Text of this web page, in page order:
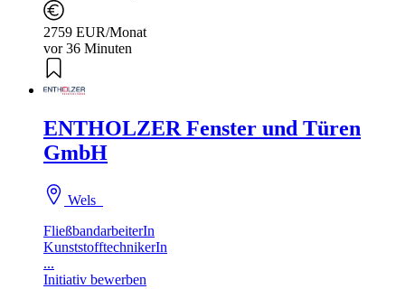
2759 EUR/Monat
vor 36 Minuten
ENTHOLZER Fenster und Türen
GmbH
Wels
FließbandarbeiterIn
KunststofftechnikerIn
...
Initiativ bewerben